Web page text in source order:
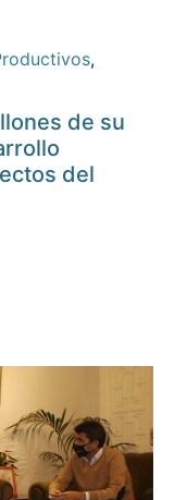
,
de su
del